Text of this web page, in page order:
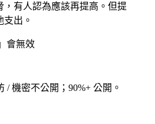
，有人認為應該再提高。但提
出。
會無效
/ 機密不公開；90%+ 公開。